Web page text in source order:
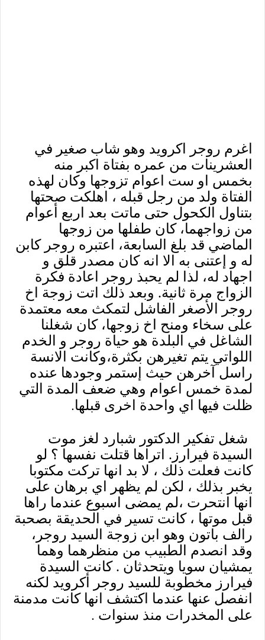
اغرم روجر اكرويد وهو شاب صغير في
العشرينات من عمره بفتاة اكبر منه
بخمس او ست اعوام تزوجها وكان لهذه
الفتاة ولد من رجل قبله ، اهلكت صحتها
بتناول الكحول حتى ماتت بعد اربع أعوام
من زواجهما، كان طفلها من زوجها
الماضي قد بلغ السابعة، اعتبره روجر كابن
له و إعتنى به الا انه كان مصدر قلق و
اجهاد له، لذا لم يحبذ روجر اعادة فكرة
الزواج مرة ثانية. وبعد ذلك اتت زوجة اخ
روجر الأصغر الفاشل لتمكث معه معتمدة
على سخاء ومنح اخ زوجها، كان شغلنا
الشاغل في البلدة هو حياة روجر و الخدم
اللواتي يتم تغيرهن بكثرة،وكانت الانسة
راسل آخرهن حيث إستمر وجودها عنده
لمدة خمس اعوام وهي ضعف المدة التي
ظلت فيها اي واحدة اخرى قبلها.
شغل تفكير الدكتور شبارد لغز موت
السيدة فيرارز. اتراها قتلت نفسها ؟ لو
كانت فعلت ذلك ، لا بد انها تركت مكتوبا
يخبر بذلك ، لكن لم يظهر اي برهان على
انها انتحرت ،لم يمضى اسبوع عندما راها
قبل موتها ، كانت تسير في الحديقة بصحبة
رالف باتون وهو ابن زوجة السيد روجر،
وقد انصدم الطبيب من منظرهما وهما
يمشيان سويا ويتحدثان . كانت السيدة
فيرارز مخطوبة للسيد روجر أكرويد لكنه
انفصل عنها عندما اكتشف انها كانت مدمنة
على المخدرات منذ سنوات .